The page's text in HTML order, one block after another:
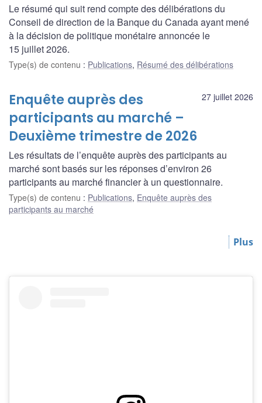
Le résumé qui suit rend compte des délibérations du
Conseil de direction de la Banque du Canada ayant mené
à la décision de politique monétaire annoncée le
15 juillet 2026.
Type(s) de contenu : Publications, Résumé des délibérations
27 juillet 2026
Enquête auprès des
participants au marché –
Deuxième trimestre de 2026
Les résultats de l’enquête auprès des participants au
marché sont basés sur les réponses d’environ 26
participants au marché financier à un questionnaire.
Type(s) de contenu : Publications, Enquête auprès des
participants au marché
Plus